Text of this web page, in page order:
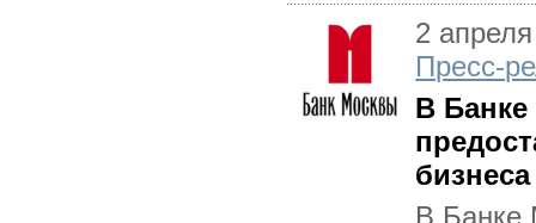
2
Пресс-
В
бизнеса
В Банке